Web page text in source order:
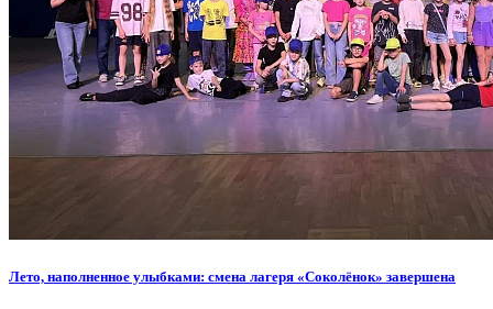
Лето, наполненное улыбками: смена лагеря «Соколёнок» завершена